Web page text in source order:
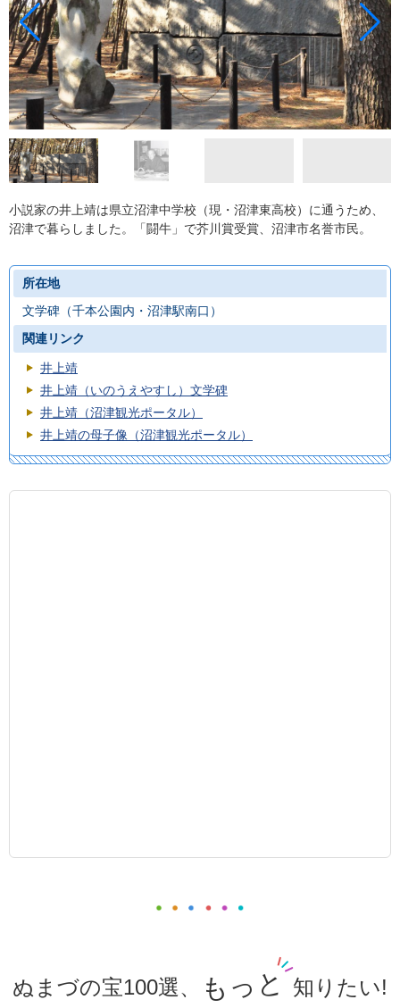
小説家の井上靖は県立沼津中学校（現・沼津東高校）に通うため、
沼津で暮らしました。「闘牛」で芥川賞受賞、沼津市名誉市民。
所在地
文学碑（千本公園内・沼津駅南口）
関連リンク
井上靖
井上靖（いのうえやすし）文学碑
井上靖（沼津観光ポータル）
井上靖の母子像（沼津観光ポータル）
ぬまづの宝100選、 もっと 知りたい!